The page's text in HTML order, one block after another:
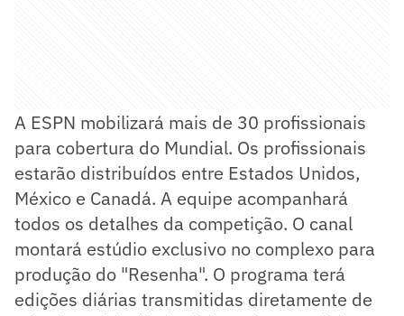
A ESPN mobilizará mais de 30 profissionais
para cobertura do Mundial. Os profissionais
estarão distribuídos entre Estados Unidos,
México e Canadá. A equipe acompanhará
todos os detalhes da competição. O canal
montará estúdio exclusivo no complexo para
produção do "Resenha". O programa terá
edições diárias transmitidas diretamente de